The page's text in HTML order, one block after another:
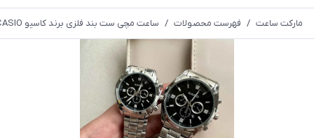
مارکت ساعت / فهرست محصولات / ساعت مچی ست بند فلزی برند کاسیو CASIO (فروش به صورت تک وست)